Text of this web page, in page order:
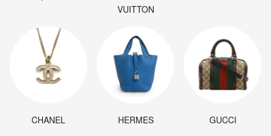
VUITTON
CHANEL HERMES GUCCI